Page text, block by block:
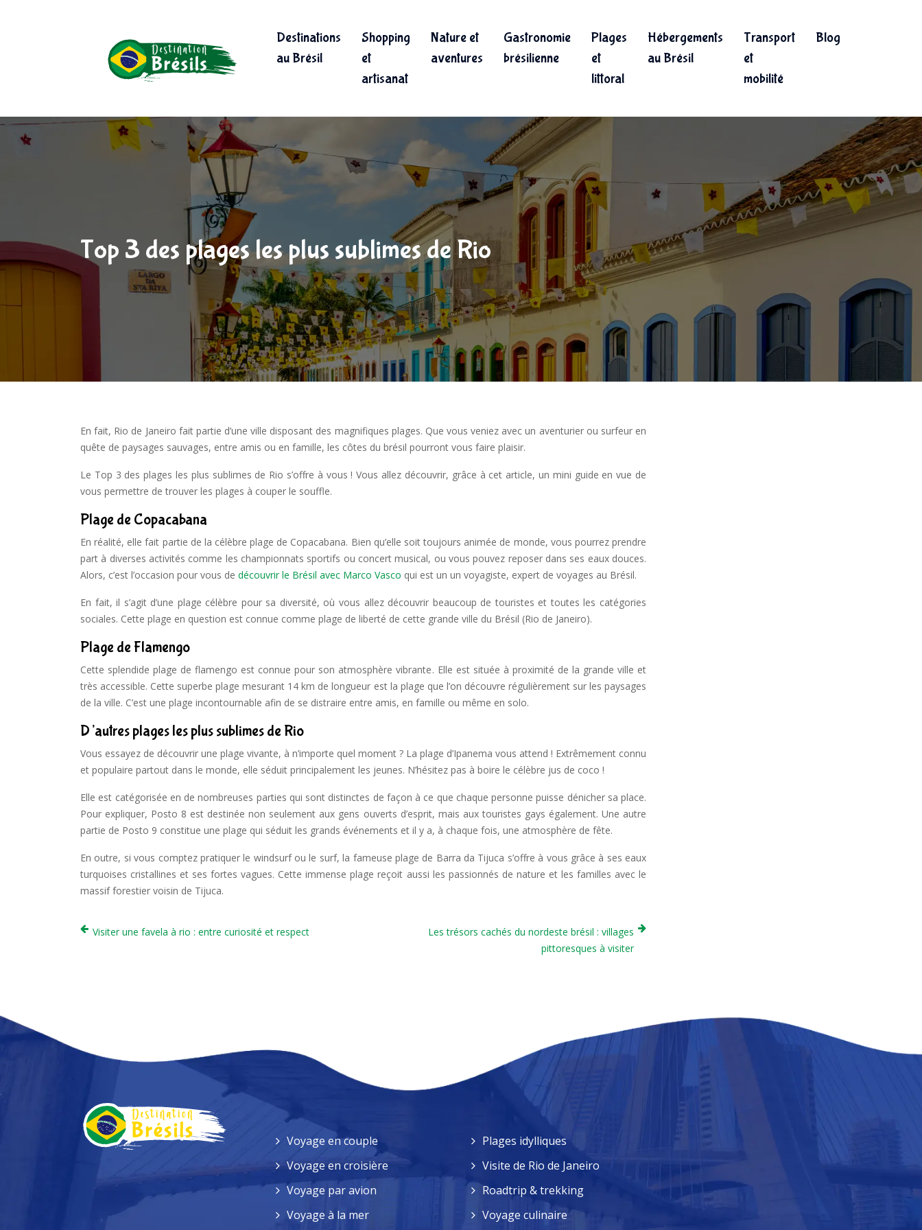
Destinations
au Brésil
Shopping
et
artisanat
Nature et
aventures
Gastronomie
brésilienne
Plages
et
littoral
Hébergements
au Brésil
Transport
et
mobilité
Blog
Top 3 des plages les plus sublimes de Rio
En fait, Rio de Janeiro fait partie d’une ville disposant des magnifiques plages. Que vous veniez avec un aventurier ou surfeur en
quête de paysages sauvages, entre amis ou en famille, les côtes du brésil pourront vous faire plaisir.
Le Top 3 des plages les plus sublimes de Rio s’offre à vous ! Vous allez découvrir, grâce à cet article, un mini guide en vue de
vous permettre de trouver les plages à couper le souffle.
Plage de Copacabana
En réalité, elle fait partie de la célèbre plage de Copacabana. Bien qu’elle soit toujours animée de monde, vous pourrez prendre
part à diverses activités comme les championnats sportifs ou concert musical, ou vous pouvez reposer dans ses eaux douces.
Alors, c’est l’occasion pour vous de découvrir le Brésil avec Marco Vasco qui est un un voyagiste, expert de voyages au Brésil.
En fait, il s’agit d’une plage célèbre pour sa diversité, où vous allez découvrir beaucoup de touristes et toutes les catégories
sociales. Cette plage en question est connue comme plage de liberté de cette grande ville du Brésil (Rio de Janeiro).
Plage de Flamengo
Cette splendide plage de flamengo est connue pour son atmosphère vibrante. Elle est située à proximité de la grande ville et
très accessible. Cette superbe plage mesurant 14 km de longueur est la plage que l’on découvre régulièrement sur les paysages
de la ville. C’est une plage incontournable afin de se distraire entre amis, en famille ou même en solo.
D’autres plages les plus sublimes de Rio
Vous essayez de découvrir une plage vivante, à n’importe quel moment ? La plage d’Ipanema vous attend ! Extrêmement connu
et populaire partout dans le monde, elle séduit principalement les jeunes. N’hésitez pas à boire le célèbre jus de coco !
Elle est catégorisée en de nombreuses parties qui sont distinctes de façon à ce que chaque personne puisse dénicher sa place.
Pour expliquer, Posto 8 est destinée non seulement aux gens ouverts d’esprit, mais aux touristes gays également. Une autre
partie de Posto 9 constitue une plage qui séduit les grands événements et il y a, à chaque fois, une atmosphère de fête.
En outre, si vous comptez pratiquer le windsurf ou le surf, la fameuse plage de Barra da Tijuca s’offre à vous grâce à ses eaux
turquoises cristallines et ses fortes vagues. Cette immense plage reçoit aussi les passionnés de nature et les familles avec le
massif forestier voisin de Tijuca.
Visiter une favela à rio : entre curiosité et respect
Les trésors cachés du nordeste brésil : villages
pittoresques à visiter
Voyage en couple
Voyage en croisière
Voyage par avion
Voyage à la mer
Plages idylliques
Visite de Rio de Janeiro
Roadtrip & trekking
Voyage culinaire